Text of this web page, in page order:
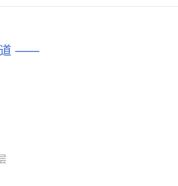
对比
——